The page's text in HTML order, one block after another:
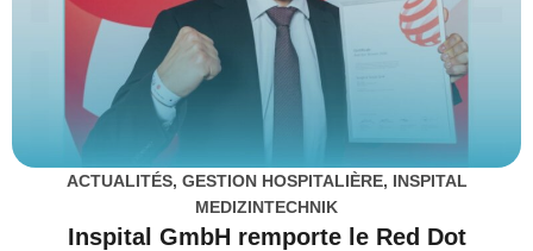
ACTUALITÉS, GESTION HOSPITALIÈRE, INSPITAL
MEDIZINTECHNIK
Inspital GmbH remporte le Red Dot